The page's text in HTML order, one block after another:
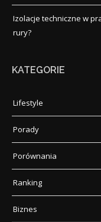
Izolacje techniczne w
rury?
KATEGORIE
Lifestyle
Porady
Porównania
Ranking
Biznes